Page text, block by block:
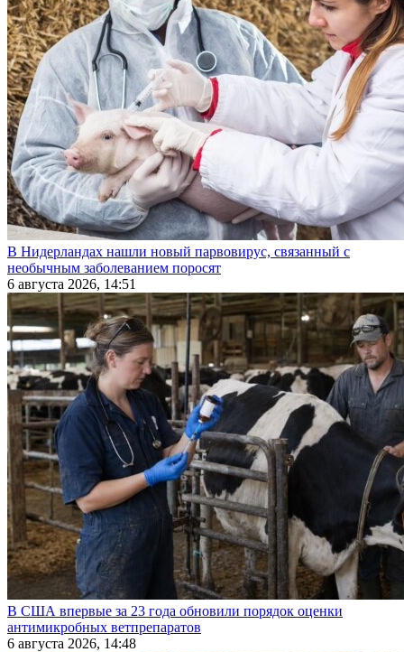
В Нидерландах нашли новый парвовирус, связанный с
необычным заболеванием поросят
6 августа 2026, 14:51
В США впервые за 23 года обновили порядок оценки
антимикробных ветпрепаратов
6 августа 2026, 14:48